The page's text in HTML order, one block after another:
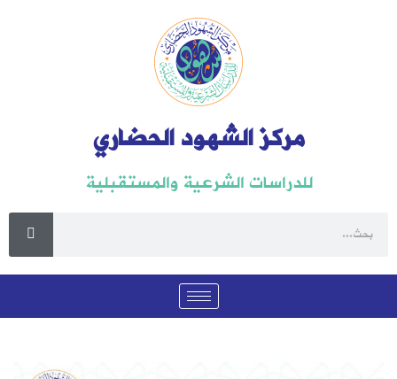
مركز الشهود الحضاري
للدراسات الشرعية والمستقبلية